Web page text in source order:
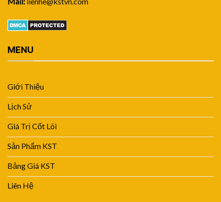
MENU
Giới Thiệu
Lịch Sử
Giá Trị Cốt Lõi
Sản Phẩm KST
Bảng Giá KST
Liên Hệ